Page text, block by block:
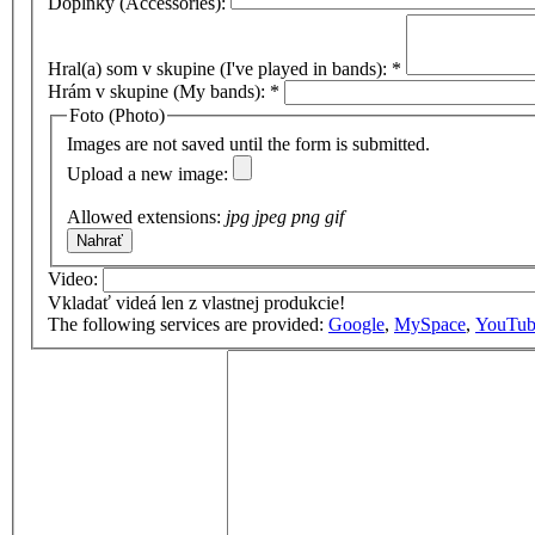
Hral(a) som v skupine (I've played in bands): *
Hrám v skupine (My bands): *
Foto (Photo)
Images are not saved until the form is submitted.
Upload a new image:
Allowed extensions: jpg jpeg png gif
Video:
Vkladať videá len z vlastnej produkcie!
The following services are provided: Google, MySpace,